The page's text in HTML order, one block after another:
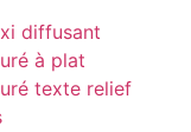
diffusant
à plat
texte relief